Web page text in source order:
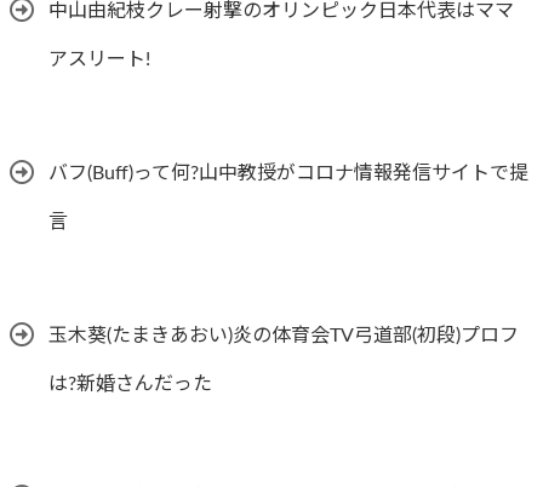
中山由紀枝クレー射撃のオリンピック日本代表はママ
アスリート!
バフ(Buff)って何?山中教授がコロナ情報発信サイトで提
言
玉木葵(たまきあおい)炎の体育会TV弓道部(初段)プロフ
は?新婚さんだった